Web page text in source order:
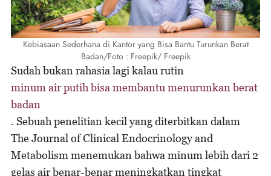
Kebiasaan Sederhana di Kantor yang Bisa Bantu Turunkan Berat
Badan/Foto : Freepik/ Freepik
Sudah bukan rahasia lagi kalau rutin
minum air putih bisa membantu menurunkan berat
badan
. Sebuah penelitian kecil yang diterbitkan dalam
The Journal of Clinical Endocrinology and
Metabolism menemukan bahwa minum lebih dari 2
gelas air benar-benar meningkatkan tingkat